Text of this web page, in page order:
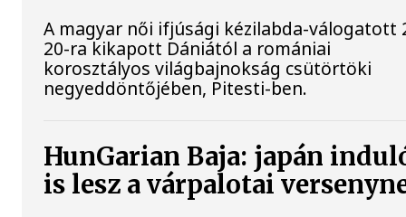
A magyar női ifjúsági kézilabda-válogatott
20-ra kikapott Dániától a romániai
korosztályos világbajnokság csütörtöki
negyeddöntőjében, Pitesti-ben.
HunGarian Baja: japán
is lesz a várpalotai